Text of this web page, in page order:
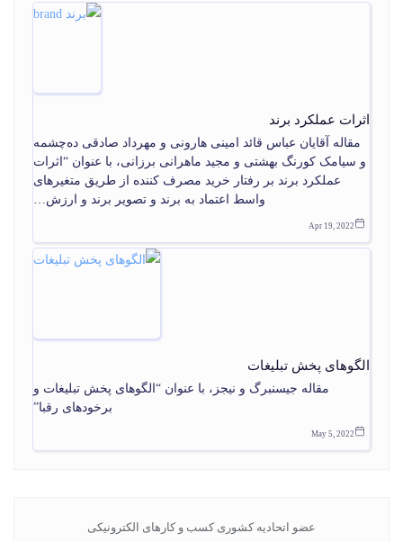
اثرات عملکرد برند
مقاله آقایان عباس قائد امینی هارونی و مهرداد صادقی ده‌چشمه
و سیامک کورنگ بهشتی و مجید ماهرانی برزانی، با عنوان “اثرات
عملکرد برند بر رفتار خرید مصرف کننده از طریق متغیرهای
واسط اعتماد به برند و تصویر برند و ارزش…
Apr 19, 2022
الگوهای پخش تبليغات
مقاله جیسنبرگ و نیجز، با عنوان “الگوهای پخش تبلیغات و
برخودهای رقبا”
May 5, 2022
عضو اتحادیه کشوری کسب و کارهای الکترونیکی